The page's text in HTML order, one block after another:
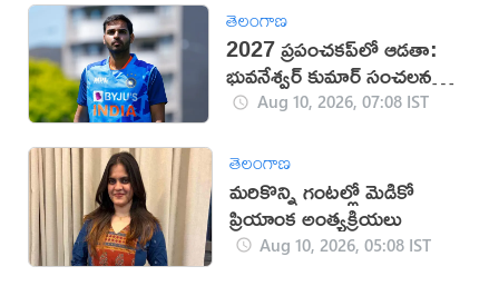
తెలంగాణ
2027 ప్రపంచకప్‌లో ఆడతా:
భువనేశ్వర్ కుమార్ సంచలన
ప్రకటనAug 10, 2026, 07:08 IST
తెలంగాణ
మరికొన్ని గంటల్లో మెడికో
ప్రియాంక అంత్యక్రియలు
Aug 10, 2026, 05:08 IST